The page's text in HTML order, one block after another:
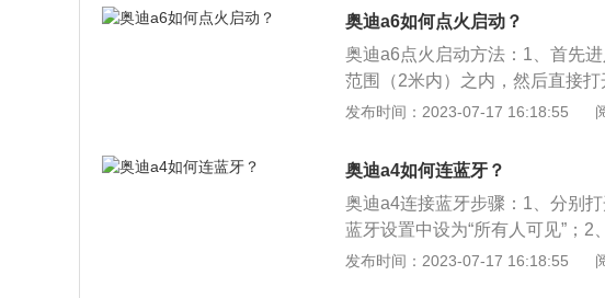
26mm、1426mm，轴距为
率版最大功率132千瓦，高功率
秒和6.7秒，
奥迪a6如何点火启动？
奥迪a6点火启动方法：1、首先
范围（2米内）之内，然后直接
刹车，按一键启动键是打开车辆
高分别为5012mm、1855mm、
无级手动一体式变速箱，在豪华
采用金属链传动方式，彻底取代
挫感。
发布时间：2023-07-17 16:18:55
奥迪a4如何连蓝牙？
奥迪a4连接蓝牙步骤：1、分别
蓝牙设置中设为“所有人可见”；
配对连接，配对密码为0000，完
发布时间：2023-07-17 16:18:55